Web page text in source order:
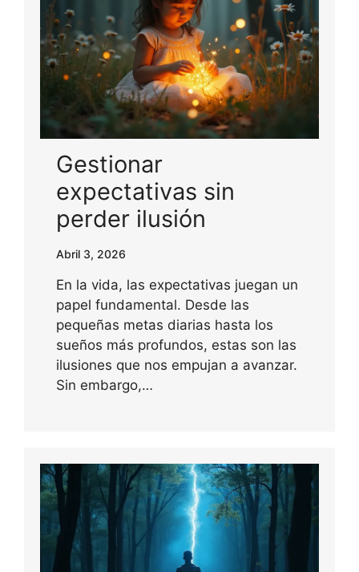
Gestionar
expectativas sin
perder ilusión
Abril 3, 2026
En la vida, las expectativas juegan un
papel fundamental. Desde las
pequeñas metas diarias hasta los
sueños más profundos, estas son las
ilusiones que nos empujan a avanzar.
Sin embargo,…